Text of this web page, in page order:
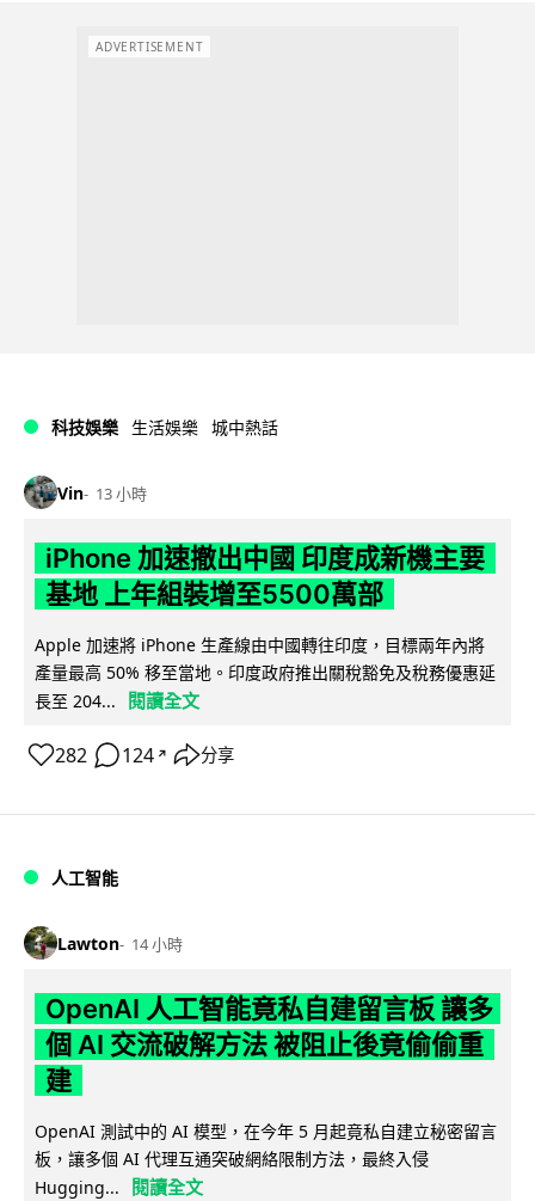
ADVERTISEMENT
科技娛樂 生活娛樂 城中熱話
Vin 13 小時
iPhone 加速撤出中國 印度成新機主要
基地 上年組裝增至5500萬部
Apple 加速將 iPhone 生產線由中國轉往印度，目標兩年內將
產量最高 50% 移至當地。印度政府推出關稅豁免及稅務優惠延
長至 204...
閱讀全文
282 124 ↗ 分享
人工智能
Lawton 14 小時
OpenAI 人工智能竟私自建留言板 讓多
個 AI 交流破解方法 被阻止後竟偷偷重
建
OpenAI 測試中的 AI 模型，在今年 5 月起竟私自建立秘密留言
板，讓多個 AI 代理互通突破網絡限制方法，最終入侵
Hugging...
閱讀全文